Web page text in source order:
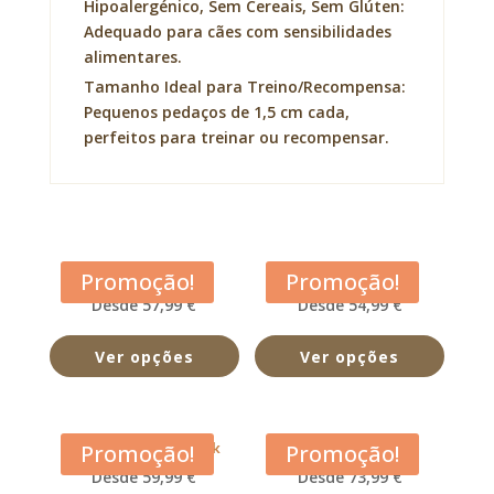
Hipoalergénico, Sem Cereais, Sem Glúten:
Adequado para cães com sensibilidades
alimentares.
Tamanho Ideal para Treino/Recompensa:
Pequenos pedaços de 1,5 cm cada,
perfeitos para treinar ou recompensar.
Promoção!
Acana Adult Dog
Desde 57,99 €
Ver opções
Promoção!
Acana Classic Red
Desde 54,99 €
Ver opções
Promoção!
Acana Free Run Duck
Desde 59,99 €
Promoção!
Acana Grasslands
Desde 73,99 €